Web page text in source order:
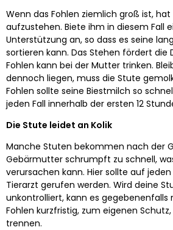
Wenn das Fohlen ziemlich groß ist,
aufzustehen. Biete ihm in diesem Fall
Unterstützung an, so dass es seine
sortieren kann. Das Stehen fördert die
Fohlen kann bei der Mutter trinken.
dennoch liegen, muss die Stute
Fohlen sollte seine Biestmilch so
jeden Fall innerhalb der ersten 12
Die Stute leidet an Kolik
Manche Stuten bekommen nach der
Gebärmutter schrumpft zu schnell,
verursachen kann. Hier sollte auf
Tierarzt gerufen werden. Wird deine
unkontrolliert, kann es gegebenenfalls
Fohlen kurzfristig, zum eigenen
trennen.